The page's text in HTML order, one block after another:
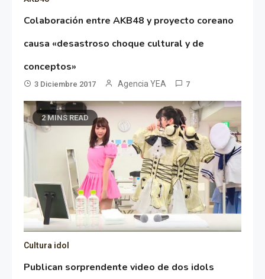
Colaboración entre AKB48 y proyecto coreano
causa «desastroso choque cultural y de
conceptos»
3 Diciembre 2017 Agencia YEA 7
2 MINS READ
Cultura idol
Publican sorprendente video de dos idols